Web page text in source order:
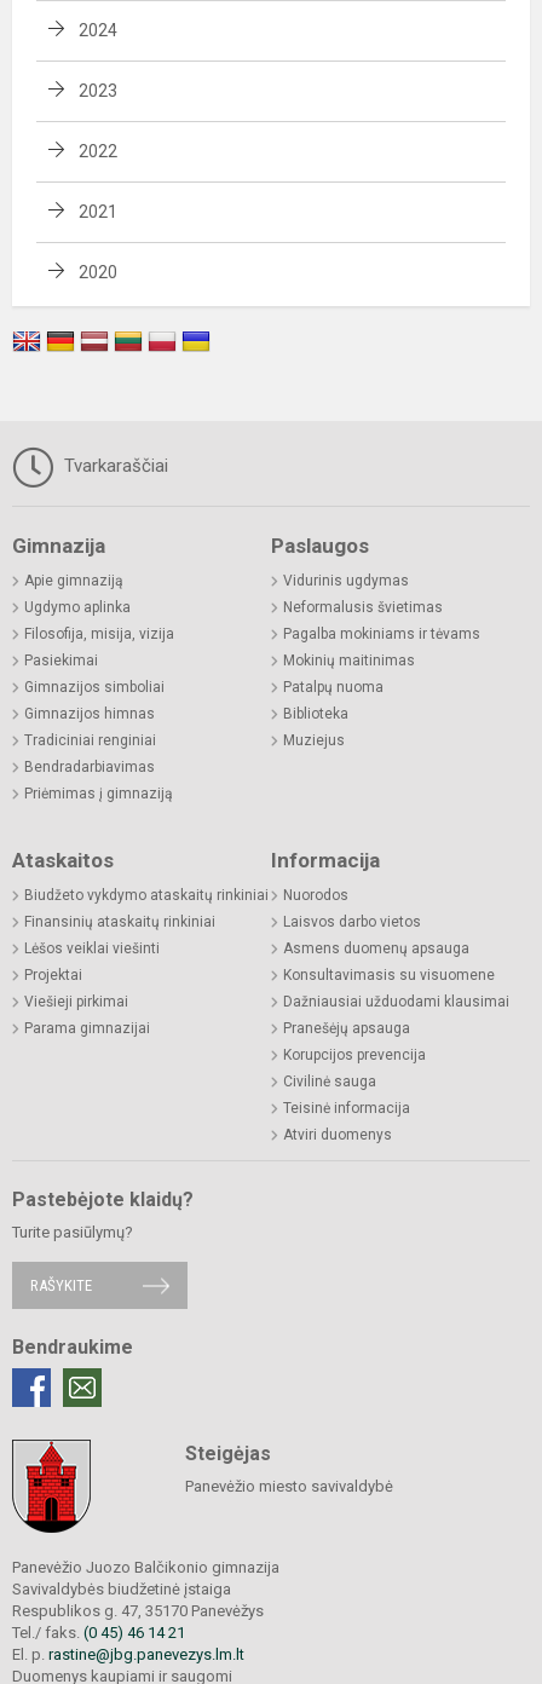
2024
2023
2022
2021
2020
Tvarkaraščiai
Gimnazija
Apie gimnaziją
Ugdymo aplinka
Filosofija, misija, vizija
Pasiekimai
Gimnazijos simboliai
Gimnazijos himnas
Tradiciniai renginiai
Bendradarbiavimas
Priėmimas į gimnaziją
Paslaugos
Vidurinis ugdymas
Neformalusis švietimas
Pagalba mokiniams ir tėvams
Mokinių maitinimas
Patalpų nuoma
Biblioteka
Muziejus
Ataskaitos
Biudžeto vykdymo ataskaitų rinkiniai
Finansinių ataskaitų rinkiniai
Lėšos veiklai viešinti
Projektai
Viešieji pirkimai
Parama gimnazijai
Informacija
Nuorodos
Laisvos darbo vietos
Asmens duomenų apsauga
Konsultavimasis su visuomene
Dažniausiai užduodami klausimai
Pranešėjų apsauga
Korupcijos prevencija
Civilinė sauga
Teisinė informacija
Atviri duomenys
Pastebėjote klaidų?
Turite pasiūlymų?
RAŠYKITE
Bendraukime
Steigėjas
Panevėžio miesto savivaldybė
Panevėžio Juozo Balčikonio gimnazija
Savivaldybės biudžetinė įstaiga
Respublikos g. 47, 35170 Panevėžys
Tel./ faks. (0 45) 46 14 21
El. p. rastine@jbg.panevezys.lm.lt
Duomenys kaupiami ir saugomi